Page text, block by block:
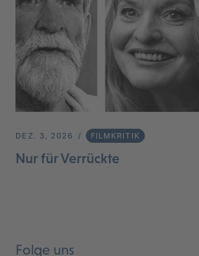
DEZ. 3, 2026 FILMKRITIK
Nur für Verrückte
Folge uns